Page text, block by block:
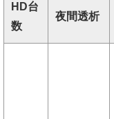
HD台
数
夜間透析